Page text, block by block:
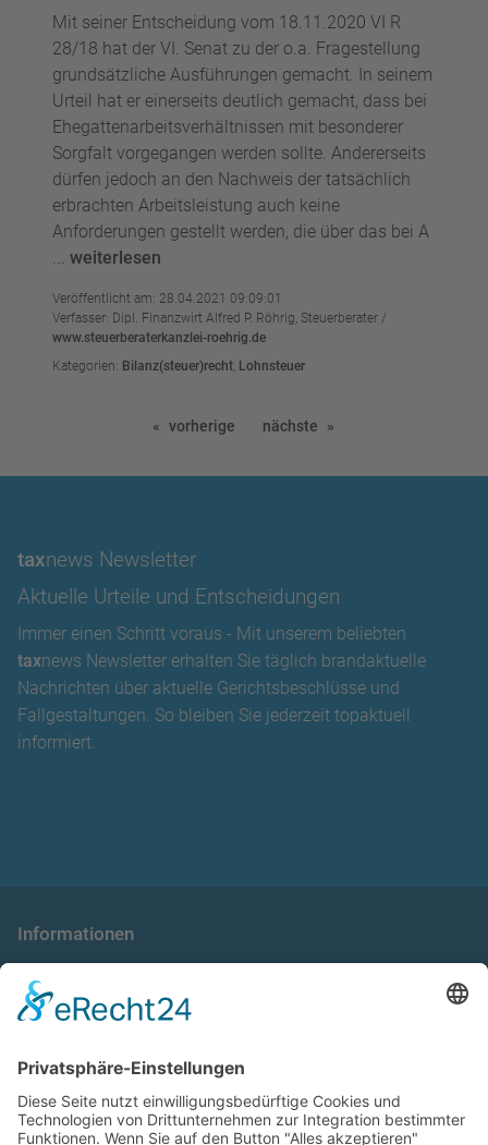
Mit seiner Entscheidung vom 18.11.2020 VI R
28/18 hat der VI. Senat zu der o.a. Fragestellung
grundsätzliche Ausführungen gemacht. In seinem
Urteil hat er einerseits deutlich gemacht, dass bei
Ehegattenarbeitsverhältnissen mit besonderer
Sorgfalt vorgegangen werden sollte. Andererseits
dürfen jedoch an den Nachweis der tatsächlich
erbrachten Arbeitsleistung auch keine
Anforderungen gestellt werden, die über das bei A
... weiterlesen
Veröffentlicht am: 28.04.2021 09:09:01
Verfasser: Dipl. Finanzwirt Alfred P. Röhrig, Steuerberater /
www.steuerberaterkanzlei-roehrig.de
Kategorien: Bilanz(steuer)recht, Lohnsteuer
vorherige nächste
taxnews Newsletter
Aktuelle Urteile und Entscheidungen
Immer einen Schritt voraus - Mit unserem beliebten
taxnews Newsletter erhalten Sie täglich brandaktuelle
Nachrichten über aktuelle Gerichtsbeschlüsse und
Fallgestaltungen. So bleiben Sie jederzeit topaktuell
informiert.
Informationen
Allgemeine Geschäftsbedingungen
Datenschutzerklärung